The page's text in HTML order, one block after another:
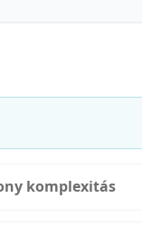
komplexitás